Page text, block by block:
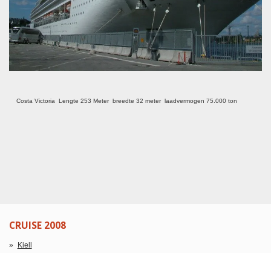
Costa Victoria Lengte 253 Meterbreedte 32 meter laadvermogen 75.000 ton
CRUISE 2008
Kiell